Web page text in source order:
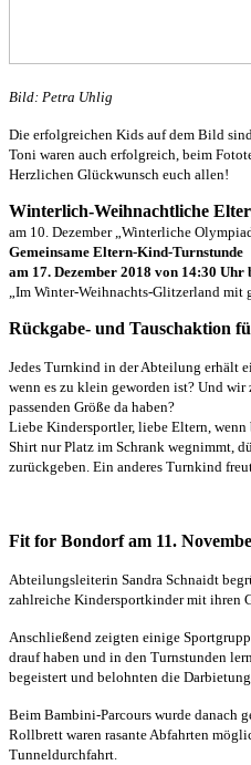
Bild: Petra Uhlig
Die erfolgreichen Kids auf dem Bild
Toni waren auch erfolgreich, beim
Herzlichen Glückwunsch euch allen!
Winterlich-Weihnachtliche
am 10. Dezember „Winterliche
Gemeinsame Eltern-Kind-Turnstunde
am 17. Dezember 2018 von 14:30 Uhr
„Im Winter-Weihnachts-Glitzerland mit
Rückgabe- und Tauschaktion
Jedes Turnkind in der Abteilung erhält
wenn es zu klein geworden ist? Und
passenden Größe da haben?
Liebe Kindersportler, liebe Eltern,
Shirt nur Platz im Schrank wegnimmt,
zurückgeben. Ein anderes Turnkind
Fit for Bondorf am 11.
Abteilungsleiterin Sandra Schnaidt
zahlreiche Kindersportkinder mit ihren
Anschließend zeigten einige
drauf haben und in den Turnstunden
begeistert und belohnten die
Beim Bambini-Parcours wurde danach
Rollbrett waren rasante Abfahrten
Tunneldurchfahrt.